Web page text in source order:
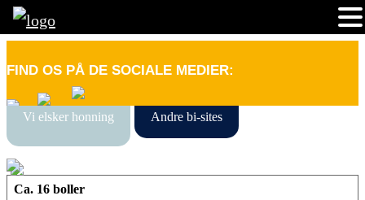
FIND OS PÅ DE SOCIALE MEDIER:
Vi elsker honning Andre bi-sites
Ca. 16 boller